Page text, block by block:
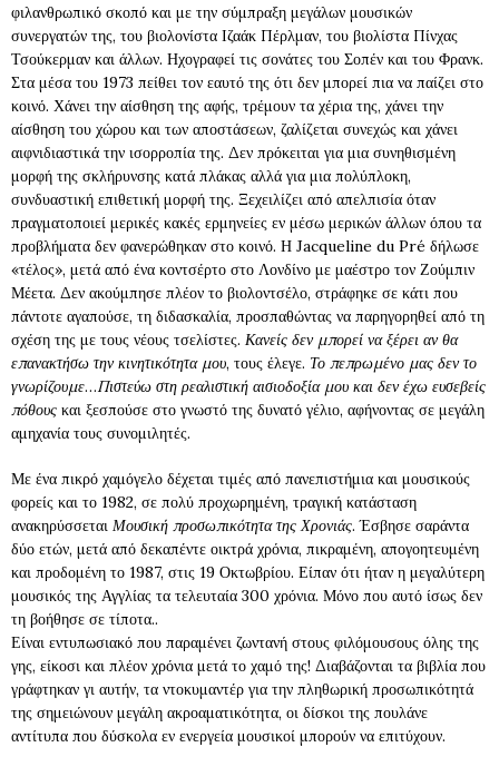
φιλανθρωπικό σκοπό και με την σύμπραξη μεγάλων μουσικών
συνεργατών της, του βιολονίστα Ιζαάκ Πέρλμαν, του βιολίστα Πίνχας
Τσούκερμαν και άλλων. Ηχογραφεί τις σονάτες του Σοπέν και του Φρανκ.
Στα μέσα του 1973 πείθει τον εαυτό της ότι δεν μπορεί πια να παίζει στο
κοινό. Χάνει την αίσθηση της αφής, τρέμουν τα χέρια της, χάνει την
αίσθηση του χώρου και των αποστάσεων, ζαλίζεται συνεχώς και χάνει
αιφνιδιαστικά την ισορροπία της. Δεν πρόκειται για μια συνηθισμένη
μορφή της σκλήρυνσης κατά πλάκας αλλά για μια πολύπλοκη,
συνδυαστική επιθετική μορφή της. Ξεχειλίζει από απελπισία όταν
πραγματοποιεί μερικές κακές ερμηνείες εν μέσω μερικών άλλων όπου τα
προβλήματα δεν φανερώθηκαν στο κοινό. Η Jacqueline du Pré δήλωσε
«τέλος», μετά από ένα κοντσέρτο στο Λονδίνο με μαέστρο τον Ζούμπιν
Μέετα. Δεν ακούμπησε πλέον το βιολοντσέλο, στράφηκε σε κάτι που
πάντοτε αγαπούσε, τη διδασκαλία, προσπαθώντας να παρηγορηθεί από τη
σχέση της με τους νέους τσελίστες. Κανείς δεν μπορεί να ξέρει αν θα
επανακτήσω την κινητικότητα μου, τους έλεγε. Το πεπρωμένο μας δεν το
γνωρίζουμε…Πιστεύω στη ρεαλιστική αισιοδοξία μου και δεν έχω ευσεβείς
πόθους και ξεσπούσε στο γνωστό της δυνατό γέλιο, αφήνοντας σε μεγάλη
αμηχανία τους συνομιλητές.
Με ένα πικρό χαμόγελο δέχεται τιμές από πανεπιστήμια και μουσικούς
φορείς και το 1982, σε πολύ προχωρημένη, τραγική κατάσταση
ανακηρύσσεται Μουσική προσωπικότητα της Χρονιάς. Έσβησε σαράντα
δύο ετών, μετά από δεκαπέντε οικτρά χρόνια, πικραμένη, απογοητευμένη
και προδομένη το 1987, στις 19 Οκτωβρίου. Είπαν ότι ήταν η μεγαλύτερη
μουσικός της Αγγλίας τα τελευταία 300 χρόνια. Μόνο που αυτό ίσως δεν
τη βοήθησε σε τίποτα..
Είναι εντυπωσιακό που παραμένει ζωντανή στους φιλόμουσους όλης της
γης, είκοσι και πλέον χρόνια μετά το χαμό της! Διαβάζονται τα βιβλία που
γράφτηκαν γι αυτήν, τα ντοκυμαντέρ για την πληθωρική προσωπικότητά
της σημειώνουν μεγάλη ακροαματικότητα, οι δίσκοι της πουλάνε
αντίτυπα που δύσκολα εν ενεργεία μουσικοί μπορούν να επιτύχουν.